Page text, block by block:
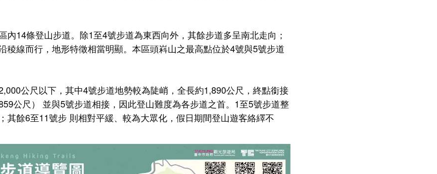
內14條登山步道。除1至4號步道為東西向外，其餘步道多呈南北走向；
稜線而行，地形特徵相當明顯。本區頭嵙山之最高點位於4號與5號步道
公尺以下，其中4號步道地勢較為陡峭，全長約1,890公尺，終點銜接
公尺） 並與5號步道相接，因此登山難度為各步道之首。1至5號步道整
其餘6至11號步 則相對平緩、較為大眾化，假日期間登山遊客絡繹不